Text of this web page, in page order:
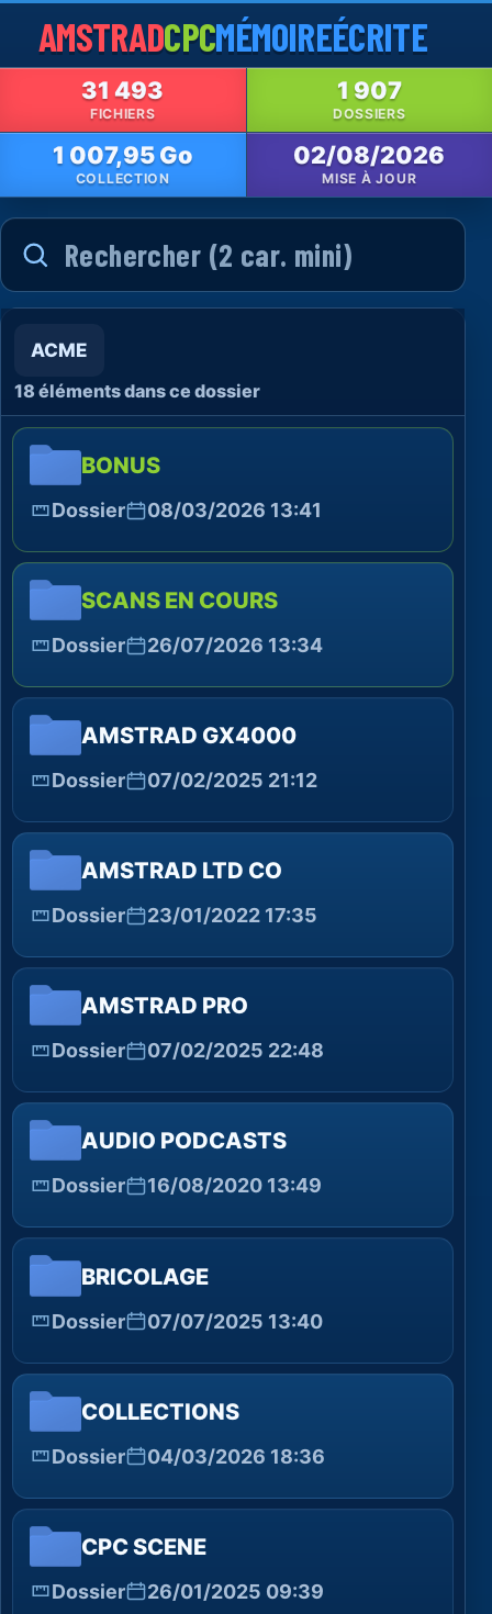
AMSTRADCPCMÉMOIREÉCRITE
31 493
FICHIERS
1 907
DOSSIERS
1 007,95 Go
COLLECTION
02/08/2026
MISE À JOUR
ACME
18 éléments dans ce dossier
BONUS
Dossier 08/03/2026 13:41
SCANS EN COURS
Dossier 26/07/2026 13:34
AMSTRAD GX4000
Dossier 07/02/2025 21:12
AMSTRAD LTD CO
Dossier 23/01/2022 17:35
AMSTRAD PRO
Dossier 07/02/2025 22:48
AUDIO PODCASTS
Dossier 16/08/2020 13:49
BRICOLAGE
Dossier 07/07/2025 13:40
COLLECTIONS
Dossier 04/03/2026 18:36
CPC SCENE
Dossier 26/01/2025 09:39